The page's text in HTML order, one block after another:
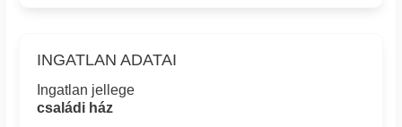
INGATLAN ADATAI
Ingatlan jellege
családi ház